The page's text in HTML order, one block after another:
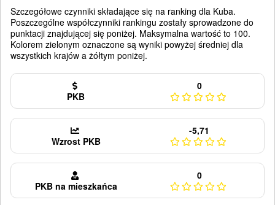
Szczegółowe czynniki składające się na ranking dla Kuba.
Poszczególne współczynniki rankingu zostały sprowadzone do
punktacji znajdującej się poniżej. Maksymalna wartość to 100.
Kolorem zielonym oznaczone są wyniki powyżej średniej dla
wszystkich krajów a żółtym poniżej.
PKB
0
Wzrost PKB
-5,71
PKB na mieszkańca
0